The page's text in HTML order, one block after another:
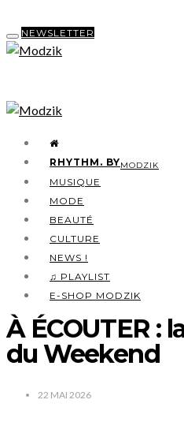
NEWSLETTER
RHYTHM. BYMODZIK
MUSIQUE
MODE
BEAUTÉ
CULTURE
NEWS !
♫ PLAYLIST
E-SHOP MODZIK
À ÉCOUTER :
du Weekend
22 MAI 2026